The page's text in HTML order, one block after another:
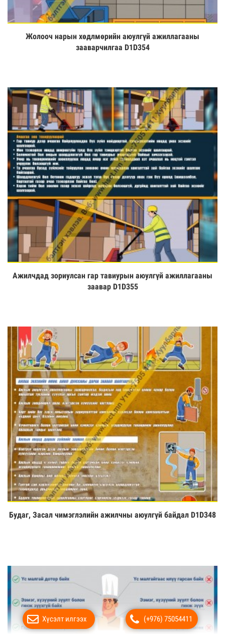
Үзэх
Жолооч нарын хөдлмөрийн аюулгүй ажиллагааны
зааварчилгаа D1D354
Үзэх
Ажилчдад зориулсан гар тавиурын аюулгүй ажиллагааны
заавар D1D355
Үзэх
Будаг, Засал чимэглэлийн ажилчны аюулгүй байдал D1D348
Хүсэлт илгээх (+976) 75054411